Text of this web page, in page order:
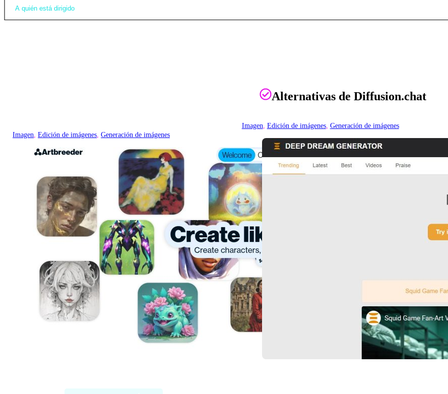
A quién está dirigido
Alternativas de Diffusion.chat
Imagen , Edición de imágenes , Generación de imágenes
Imagen, Edición de imágenes, Generación de imágenes